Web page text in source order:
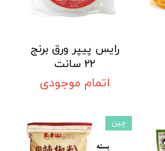
رایس پیپر ورق برنج
۲۲ سانت
اتمام موجودی
چین